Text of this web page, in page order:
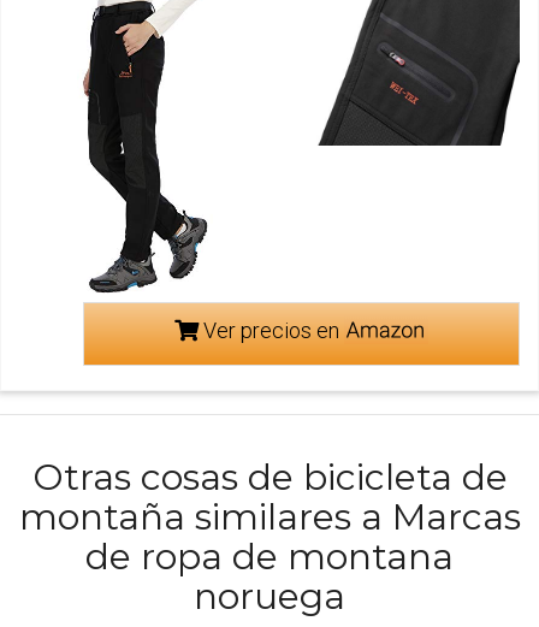
Ver precios en
Otras cosas de bicicleta de
montaña similares a Marcas
de ropa de montana
noruega